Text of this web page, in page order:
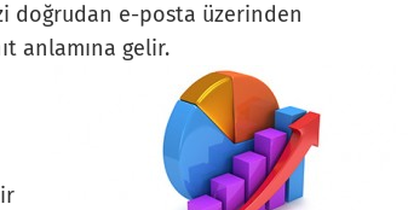
doğrudan e-posta üzerinden
anlamına gelir.